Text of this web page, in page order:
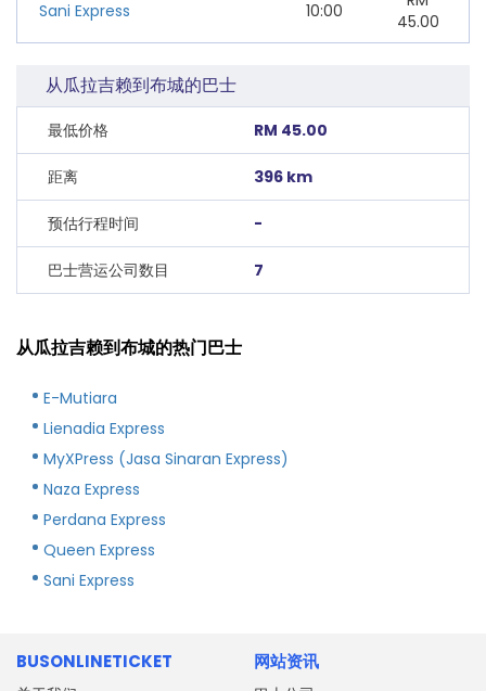
Sani Express 10:00
45.00
从瓜拉吉赖到布城的巴士
最低价格 RM 45.00
距离 396 km
预估行程时间 -
巴士营运公司数目 7
从瓜拉吉赖到布城的热门巴士
E-Mutiara
Lienadia Express
MyXPress (Jasa Sinaran Express)
Naza Express
Perdana Express
Queen Express
Sani Express
BUSONLINETICKET 网站资讯